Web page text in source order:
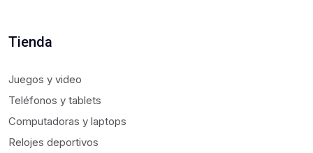
Tienda
Juegos y video
Teléfonos y tablets
Computadoras y laptops
Relojes deportivos